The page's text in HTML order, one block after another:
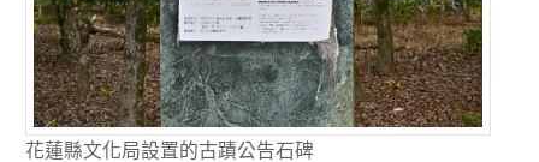
花蓮縣文化局設置的古蹟公告石碑